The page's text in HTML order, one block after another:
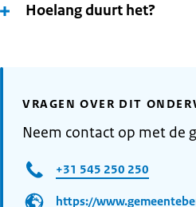
Hoelang duurt het?
VRAGEN OVER DIT
Neem contact op met de
+31 545 250 250
https://